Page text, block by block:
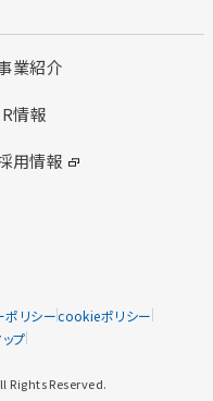
業紹介
情報
用情報
ポリシーcookieポリシー
プ
Rights Reserved.